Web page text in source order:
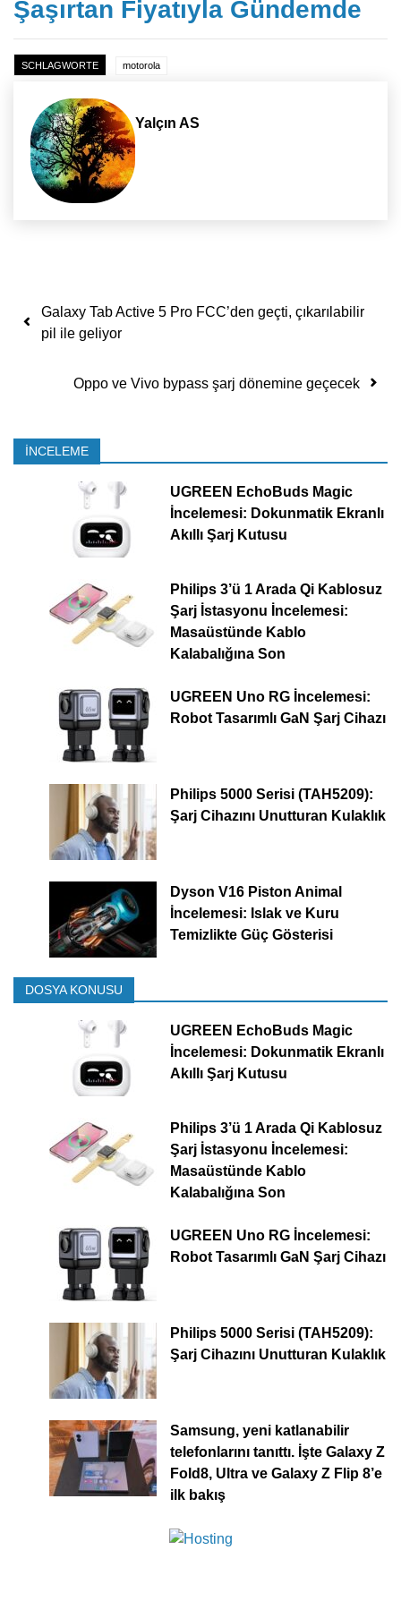
Şaşırtan Fiyatıyla Gündemde
SCHLAGWORTE motorola
Yalçın AS
Yazı dolaşımı
Galaxy Tab Active 5 Pro FCC’den geçti, çıkarılabilir
pil ile geliyor
Oppo ve Vivo bypass şarj dönemine geçecek
İNCELEME
UGREEN EchoBuds Magic
İncelemesi: Dokunmatik Ekranlı
Akıllı Şarj Kutusu
Philips 3’ü 1 Arada Qi Kablosuz
Şarj İstasyonu İncelemesi:
Masaüstünde Kablo
Kalabalığına Son
UGREEN Uno RG İncelemesi:
Robot Tasarımlı GaN Şarj Cihazı
Philips 5000 Serisi (TAH5209):
Şarj Cihazını Unutturan Kulaklık
Dyson V16 Piston Animal
İncelemesi: Islak ve Kuru
Temizlikte Güç Gösterisi
DOSYA KONUSU
UGREEN EchoBuds Magic
İncelemesi: Dokunmatik Ekranlı
Akıllı Şarj Kutusu
Philips 3’ü 1 Arada Qi Kablosuz
Şarj İstasyonu İncelemesi:
Masaüstünde Kablo
Kalabalığına Son
UGREEN Uno RG İncelemesi:
Robot Tasarımlı GaN Şarj Cihazı
Philips 5000 Serisi (TAH5209):
Şarj Cihazını Unutturan Kulaklık
Samsung, yeni katlanabilir
telefonlarını tanıttı. İşte Galaxy Z
Fold8, Ultra ve Galaxy Z Flip 8’e
ilk bakış